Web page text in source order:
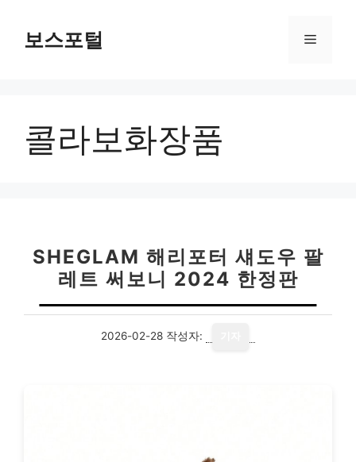
보스포털 메
콜라보화장품
SHEGLAM 해리포터 섀도우 팔
레트 써보니 2024 한정판
2026-02-28 작성자: